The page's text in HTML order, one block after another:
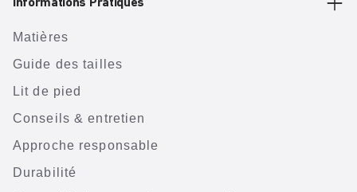
Informations Pratiques
Matières
Guide des tailles
Lit de pied
Conseils & entretien
Approche responsable
Durabilité